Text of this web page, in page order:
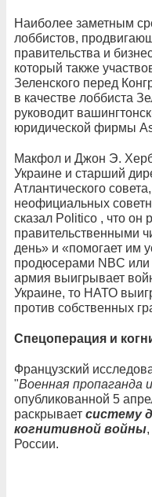
Наиболее заметным
лоббистов,
правительства и
который также
Зеленского перед
в качестве лоббиста
руководит
юридической фирмы
Макфол и Джон Э.
Украине и старший
Атлантического
неофициальных
сказал Politico , что он
правительственными
день» и «помогает им
продюсерами NBC или
армия выигрывает
Украине, то НАТО
против собственных
Спецоперация и
Французский
"Военная пропаганда
опубликованной 5
раскрывает систему
когнитивной войны
России.